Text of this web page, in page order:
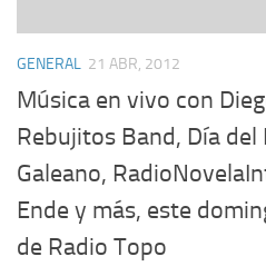
GENERAL 21 ABR, 2012
Música en vivo con
Rebujitos Band, Día
Galeano,
Ende y más, este
de Radio Topo